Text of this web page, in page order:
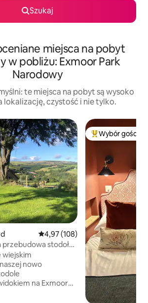
Szukaj
miejsca na pobyt
w pobliżu: Exmoor Park
Narodowy
te miejsca na pobyt są wysoko
lokalizację, czystość i nie tylko.
z kategorii Wybór gości
Średnia ocena: 4,97 na 5, liczba
4,97 (108)
stodoły
wiejskim
nowo
na Exmoor
Wybór gości